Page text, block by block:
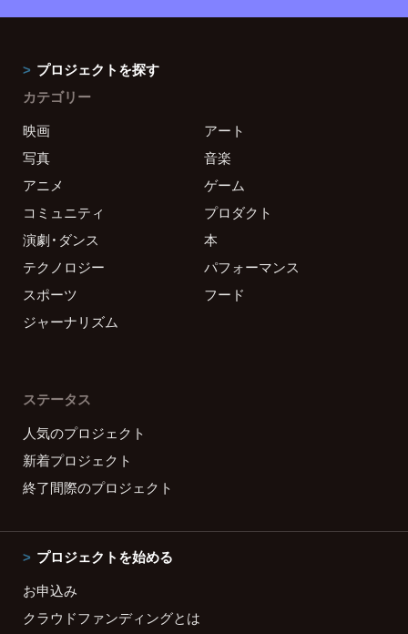
プロジェクトを探す
カテゴリー
映画
アート
写真
音楽
アニメ
ゲーム
コミュニティ
プロダクト
演劇・ダンス
本
テクノロジー
パフォーマンス
スポーツ
フード
ジャーナリズム
ステータス
人気のプロジェクト
新着プロジェクト
終了間際のプロジェクト
プロジェクトを始める
お申込み
クラウドファンディングとは